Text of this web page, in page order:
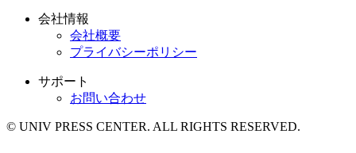
会社情報
会社概要
プライバシーポリシー
サポート
お問い合わせ
© UNIV PRESS CENTER. ALL RIGHTS RESERVED.